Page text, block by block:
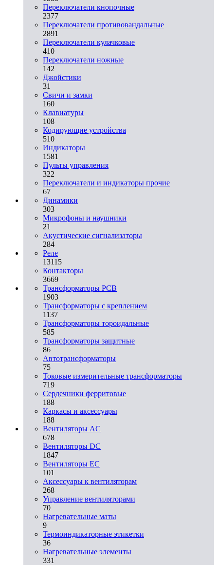
Переключатели кнопочные
2377
Переключатели противовандальные
2891
Переключатели кулачковые
410
Переключатели ножные
142
Джойстики
31
Свичи и замки
160
Клавиатуры
108
Кодирующие устройства
510
Индикаторы
1581
Пульты управления
322
Переключатели и индикаторы прочие
67
Динамики
303
Микрофоны и наушники
21
Акустические сигнализаторы
284
Реле
13115
Контакторы
3669
Трансформаторы PCB
1903
Трансформаторы с креплением
1137
Трансформаторы тороидальные
585
Трансформаторы защитные
86
Автотрансформаторы
75
Токовые измерительные трансформаторы
719
Сердечники ферритовые
188
Каркасы и аксессуары
188
Вентиляторы AC
678
Вентиляторы DC
1847
Вентиляторы EC
101
Аксессуары к вентиляторам
268
Управление вентиляторами
70
Нагревательные маты
9
Термоиндикаторные этикетки
36
Нагревательные элементы
331